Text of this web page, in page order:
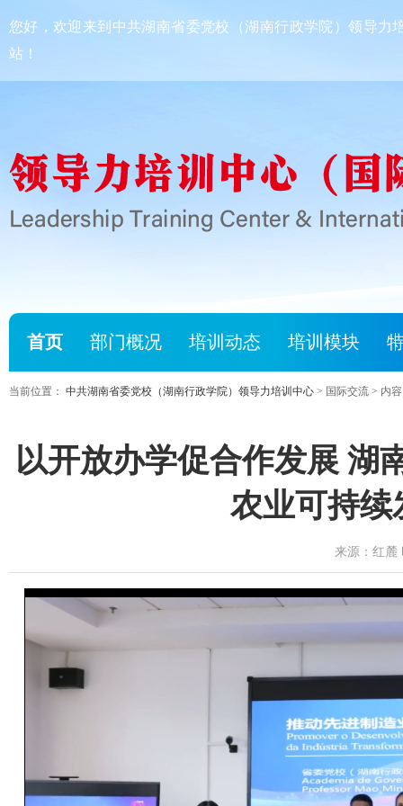
您好，欢迎来到中共湖南省委党校（湖南行政学院）领导力
站！
首页 部门概况 培训动态 培训模块
当前位置： 中共湖南省委党校（湖南行政学院）领导力培训中心> 国际交流 > 内容
以开放办学促合作发展 湖
农业可持续
来源：红麓